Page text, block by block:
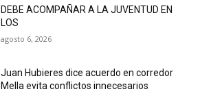
DEBE ACOMPAÑAR A LA JUVENTUD EN
LOS
agosto 6, 2026
Juan Hubieres dice acuerdo en corredor
Mella evita conflictos innecesarios